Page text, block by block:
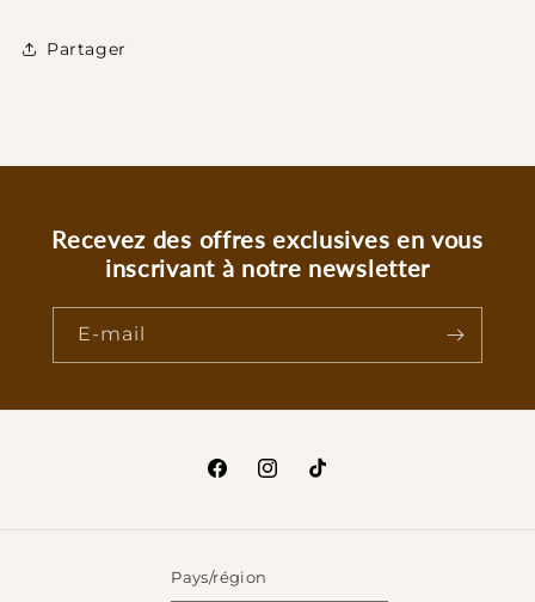
Partager
Recevez des offres exclusives en vous
inscrivant à notre newsletter
E-mail
FacebookInstagram
TikTok
Pays/région